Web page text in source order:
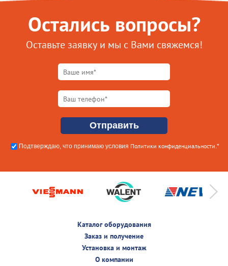
Остались вопросы?
Оставьте заявку и мы с Вами свяжемся!
Подтверждаю, что принимаю условия Политики конфиденциальности .*
Каталог оборудования
Заказ и получение
Установка и монтаж
О компании